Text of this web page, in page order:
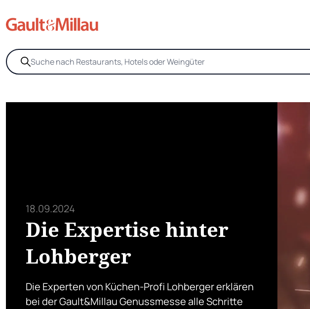
18.09.2024
Die Expertise hinter
Lohberger
Die Experten von Küchen-Profi Lohberger erklären
bei der Gault&Millau Genussmesse alle Schritte